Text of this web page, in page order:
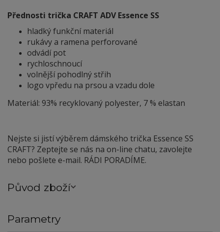
Přednosti trička CRAFT ADV Essence SS
hladký funkční materiál
rukávy a ramena perforované
odvádí pot
rychloschnoucí
volnější pohodlný střih
logo vpředu na prsou a vzadu dole
Materiál: 93% recyklovaný polyester, 7 % elastan
Nejste si jistí výběrem dámského trička Essence SS
CRAFT? Zeptejte se nás na on-line chatu, zavolejte
nebo pošlete e-mail. RÁDI PORADÍME.
Původ zboží
Parametry